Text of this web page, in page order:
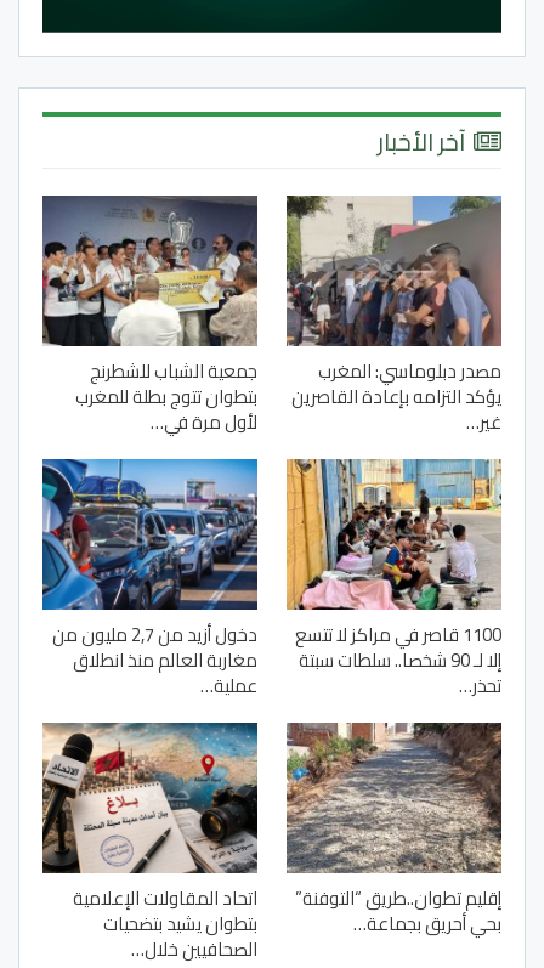
آخر الأخبار
مصدر دبلوماسي: المغرب
يؤكد التزامه بإعادة القاصرين
غير…
جمعية الشباب للشطرنج
بتطوان تتوج بطلة للمغرب
لأول مرة في…
1100 قاصر في مراكز لا تتسع
إلا لـ 90 شخصا.. سلطات سبتة
تحذر…
دخول أزيد من 2,7 مليون من
مغاربة العالم منذ انطلاق
عملية…
إقليم تطوان..طريق “التوفنة”
بحي أحريق بجماعة…
اتحاد المقاولات الإعلامية
بتطوان يشيد بتضحيات
الصحافيين خلال…